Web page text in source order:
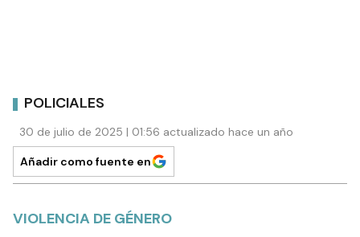
POLICIALES
30 de julio de 2025 | 01:56 actualizado hace un año
Añadir como fuente en
VIOLENCIA DE GÉNERO